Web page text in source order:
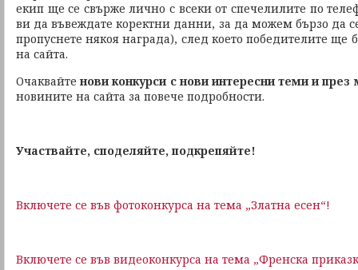
екип ще се свърже лично с всеки от спечелилите по
ви да въвеждате коректни данни, за да можем бързо да
пропуснете някоя награда), след което победителите ще
на сайта.
Очаквайтенови конкурси с нови интересни теми и
новините на сайта за повече подробности.
Участвайте, споделяйте, подкрепяйте!
Включете се във фотоконкурса на тема „Златна есен“!
Включете се във видеоконкурса на тема „Френска